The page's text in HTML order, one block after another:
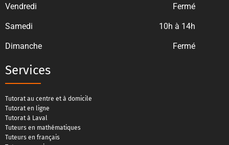
Vendredi Fermé
Samedi 10h à 14h
Dimanche Fermé
Services
Tutorat au centre et à domicile
Tutorat en ligne
Tutorat à Laval
Tuteurs en mathématiques
Tuteurs en français